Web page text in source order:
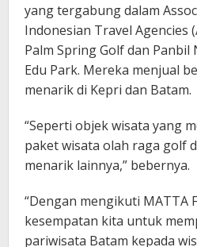
yang tergabung dalam
Indonesian Travel Agencies
Palm Spring Golf dan Panbil
Edu Park. Mereka menjual
menarik di Kepri dan Batam.
“Seperti objek wisata yang
paket wisata olah raga golf
menarik lainnya,” bebernya.
“Dengan mengikuti MATTA
kesempatan kita untuk
pariwisata Batam kepada